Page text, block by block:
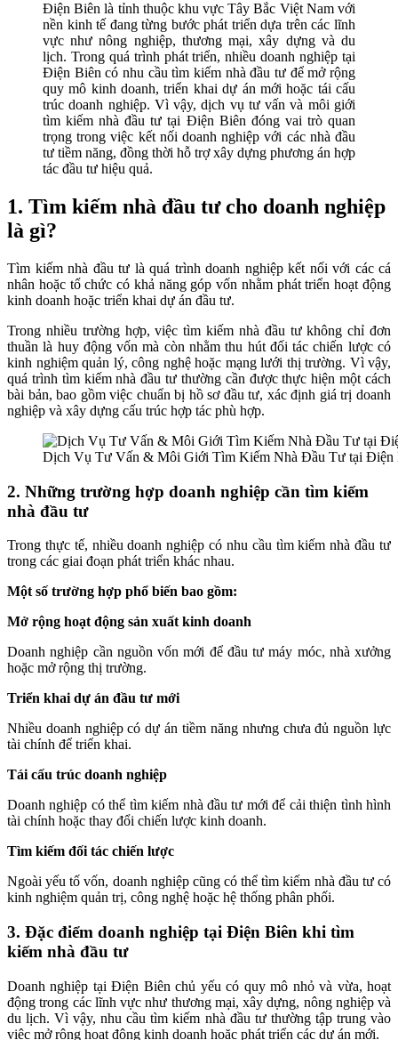
Điện Biên là tỉnh thuộc khu vực Tây Bắc Việt Nam với
nền kinh tế đang từng bước phát triển dựa trên các lĩnh
vực như nông nghiệp, thương mại, xây dựng và du
lịch. Trong quá trình phát triển, nhiều doanh nghiệp tại
Điện Biên có nhu cầu tìm kiếm nhà đầu tư để mở rộng
quy mô kinh doanh, triển khai dự án mới hoặc tái cấu
trúc doanh nghiệp. Vì vậy, dịch vụ tư vấn và môi giới
tìm kiếm nhà đầu tư tại Điện Biên đóng vai trò quan
trọng trong việc kết nối doanh nghiệp với các nhà đầu
tư tiềm năng, đồng thời hỗ trợ xây dựng phương án hợp
tác đầu tư hiệu quả.
1. Tìm kiếm nhà đầu tư cho doanh nghiệp
là gì?
Tìm kiếm nhà đầu tư là quá trình doanh nghiệp kết nối với các cá
nhân hoặc tổ chức có khả năng góp vốn nhằm phát triển hoạt động
kinh doanh hoặc triển khai dự án đầu tư.
Trong nhiều trường hợp, việc tìm kiếm nhà đầu tư không chỉ đơn
thuần là huy động vốn mà còn nhằm thu hút đối tác chiến lược có
kinh nghiệm quản lý, công nghệ hoặc mạng lưới thị trường. Vì vậy,
quá trình tìm kiếm nhà đầu tư thường cần được thực hiện một cách
bài bản, bao gồm việc chuẩn bị hồ sơ đầu tư, xác định giá trị doanh
nghiệp và xây dựng cấu trúc hợp tác phù hợp.
Dịch Vụ Tư Vấn & Môi Giới Tìm Kiếm Nhà Đầu Tư tại Điện
2. Những trường hợp doanh nghiệp cần tìm kiếm
nhà đầu tư
Trong thực tế, nhiều doanh nghiệp có nhu cầu tìm kiếm nhà đầu tư
trong các giai đoạn phát triển khác nhau.
Một số trường hợp phổ biến bao gồm:
Mở rộng hoạt động sản xuất kinh doanh
Doanh nghiệp cần nguồn vốn mới để đầu tư máy móc, nhà xưởng
hoặc mở rộng thị trường.
Triển khai dự án đầu tư mới
Nhiều doanh nghiệp có dự án tiềm năng nhưng chưa đủ nguồn lực
tài chính để triển khai.
Tái cấu trúc doanh nghiệp
Doanh nghiệp có thể tìm kiếm nhà đầu tư mới để cải thiện tình hình
tài chính hoặc thay đổi chiến lược kinh doanh.
Tìm kiếm đối tác chiến lược
Ngoài yếu tố vốn, doanh nghiệp cũng có thể tìm kiếm nhà đầu tư có
kinh nghiệm quản trị, công nghệ hoặc hệ thống phân phối.
3. Đặc điểm doanh nghiệp tại Điện Biên khi tìm
kiếm nhà đầu tư
Doanh nghiệp tại Điện Biên chủ yếu có quy mô nhỏ và vừa, hoạt
động trong các lĩnh vực như thương mại, xây dựng, nông nghiệp và
du lịch. Vì vậy, nhu cầu tìm kiếm nhà đầu tư thường tập trung vào
việc mở rộng hoạt động kinh doanh hoặc phát triển các dự án mới.